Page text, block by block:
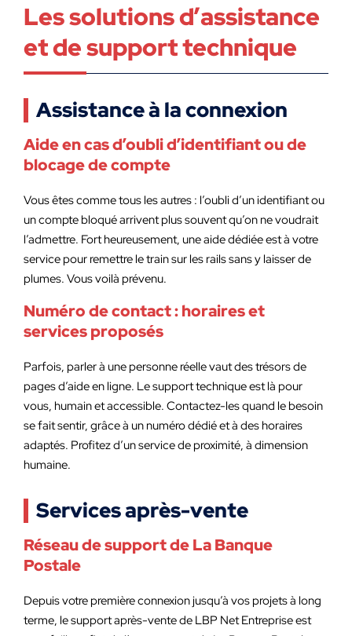
Les solutions d’assistance
et de support technique
Assistance à la connexion
Aide en cas d’oubli d’identifiant ou de
blocage de compte
Vous êtes comme tous les autres : l’oubli d’un identifiant ou
un compte bloqué arrivent plus souvent qu’on ne voudrait
l’admettre. Fort heureusement, une aide dédiée est à votre
service pour remettre le train sur les rails sans y laisser de
plumes. Vous voilà prévenu.
Numéro de contact : horaires et
services proposés
Parfois, parler à une personne réelle vaut des trésors de
pages d’aide en ligne. Le support technique est là pour
vous, humain et accessible. Contactez-les quand le besoin
se fait sentir, grâce à un numéro dédié et à des horaires
adaptés. Profitez d’un service de proximité, à dimension
humaine.
Services après-vente
Réseau de support de La Banque
Postale
Depuis votre première connexion jusqu’à vos projets à long
terme, le support après-vente de LBP Net Entreprise est